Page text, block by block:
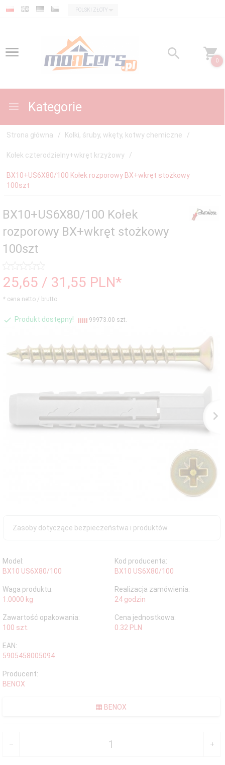
currency_h
POLSKI ZŁOTY
0
Kategorie
Strona główna Kołki, śruby, wkęty, kotwy chemiczne
Kołek czterodzielny+wkręt krzyżowy
BX10+US6X80/100 Kołek rozporowy BX+wkręt stożkowy
100szt
BX10+US6X80/100 Kołek
rozporowy BX+wkręt stożkowy
100szt
25,65 / 31,55 PLN*
* cena netto / brutto
Produkt dostępny! 99973.00 szt.
Zasoby dotyczące bezpieczeństwa i produktów
Model:
BX10 US6X80/100
Kod producenta:
BX10 US6X80/100
Waga produktu:
1.0000 kg
Realizacja zamówienia:
24 godzin
Zawartość opakowania:
100 szt.
Cena jednostkowa:
0.32 PLN
EAN:
5905458005094
Producent:
BENOX
BENOX